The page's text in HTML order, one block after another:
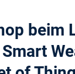
beim